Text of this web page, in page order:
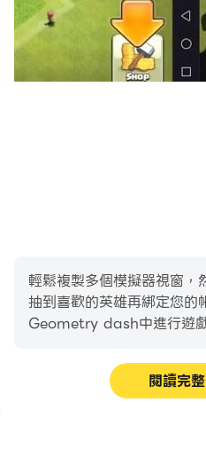
輕鬆複製多個模擬器視窗，
抽到喜歡的英雄再綁定您
Geometry dash中進行遊
閱讀完